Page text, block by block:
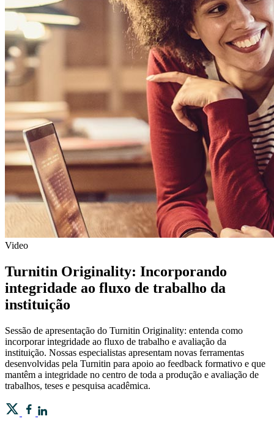
Video
Turnitin Originality: Incorporando
integridade ao fluxo de trabalho da
instituição
Sessão de apresentação do Turnitin Originality: entenda como
incorporar integridade ao fluxo de trabalho e avaliação da
instituição. Nossas especialistas apresentam novas ferramentas
desenvolvidas pela Turnitin para apoio ao feedback formativo e que
mantêm a integridade no centro de toda a produção e avaliação de
trabalhos, teses e pesquisa acadêmica.